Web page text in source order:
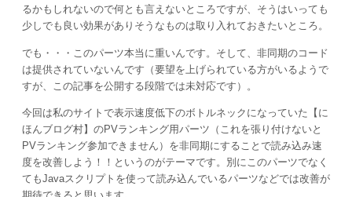
るかもしれないので何とも言えないところですが、そうはいっても
少しでも良い効果がありそうなものは取り入れておきたいところ。
でも・・・このパーツ本当に重いんです。そして、非同期のコード
は提供されていないんです（要望を上げられている方がいるようで
すが、この記事を公開する段階では未対応です）。
今回は私のサイトで表示速度低下のボトルネックになっていた【に
ほんブログ村】のPVランキング用パーツ（これを張り付けないと
PVランキング参加できません）を非同期にすることで読み込み速
度を改善しよう！！というのがテーマです。別にこのパーツでなく
てもJavaスクリプトを使って読み込んでいるパーツなどでは改善が